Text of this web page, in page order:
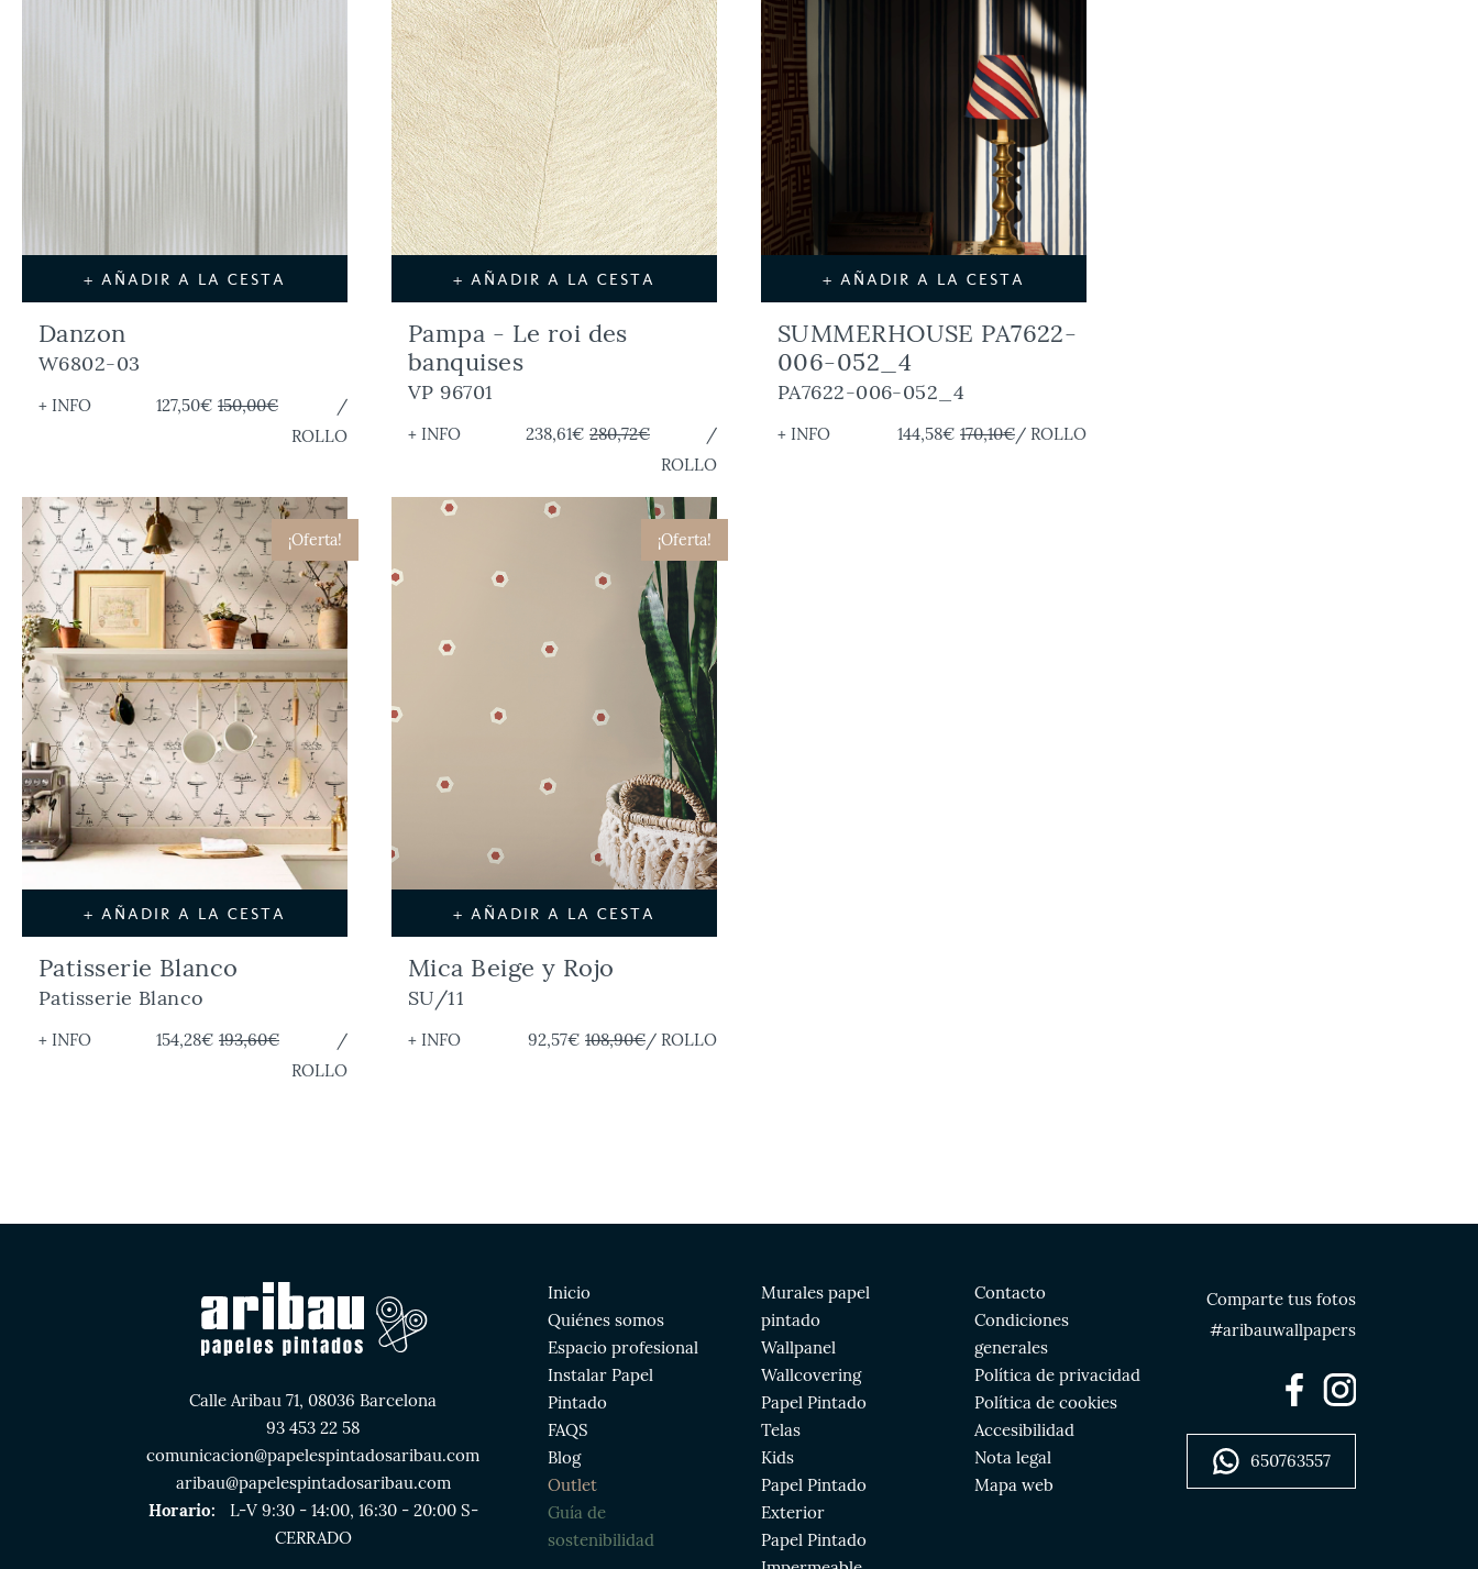
+ AÑADIR A LA CESTA
Danzon
W6802-03
+ INFO 127,50€ 150,00€
/
ROLLO
+ AÑADIR A LA CESTA
Pampa - Le roi des
banquises
VP 96701
+ INFO 238,61€ 280,72€
/
ROLLO
+ AÑADIR A LA CESTA
SUMMERHOUSE PA7622-
006-052_4
PA7622-006-052_4
+ INFO 144,58€ 170,10€/ ROLLO
¡Oferta!
+ AÑADIR A LA CESTA
Patisserie Blanco
Patisserie Blanco
+ INFO 154,28€ 193,60€
/
ROLLO
¡Oferta!
+ AÑADIR A LA CESTA
Mica Beige y Rojo
SU/11
+ INFO 92,57€ 108,90€/ ROLLO
Calle Aribau 71, 08036 Barcelona
93 453 22 58
comunicacion@papelespintadosaribau.com
aribau@papelespintadosaribau.com
Horario:
L-V 9:30 - 14:00, 16:30 - 20:00 S-
CERRADO
Inicio
Quiénes somos
Espacio profesional
Instalar Papel
Pintado
FAQS
Blog
Outlet
Guía de
sostenibilidad
Murales papel
pintado
Wallpanel
Wallcovering
Papel Pintado
Telas
Kids
Papel Pintado
Exterior
Papel Pintado
Contacto
Condiciones
generales
Política de privacidad
Política de cookies
Accesibilidad
Nota legal
Mapa web
Comparte tus fotos
#aribauwallpapers
650763557